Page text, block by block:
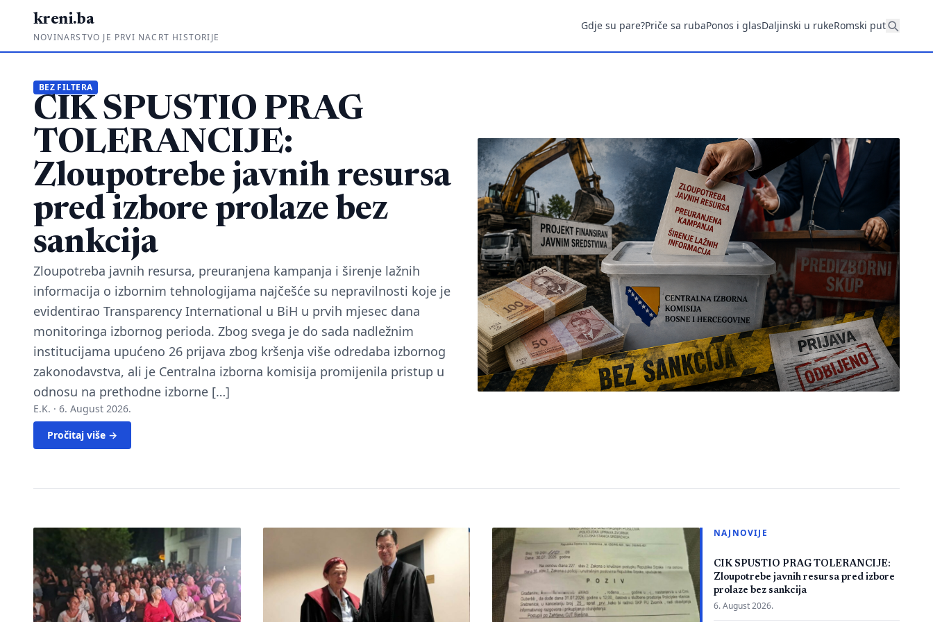
kreni.ba
NOVINARSTVO JE PRVI NACRT HISTORIJE
Gdje su pare?Priče sa rubaPonos i glasDaljinski u rukeRomski put
BEZ FILTERA
CIK SPUSTIO PRAG
TOLERANCIJE:
Zloupotrebe javnih resursa
pred izbore prolaze bez
sankcija
Zloupotreba javnih resursa, preuranjena kampanja i širenje lažnih
informacija o izbornim tehnologijama najčešće su nepravilnosti koje je
evidentirao Transparency International u BiH u prvih mjesec dana
monitoringa izbornog perioda. Zbog svega je do sada nadležnim
institucijama upućeno 26 prijava zbog kršenja više odredaba izbornog
zakonodavstva, ali je Centralna izborna komisija promijenila pristup u
odnosu na prethodne izborne […]
E.K. · 6. August 2026.
Pročitaj više →
NAJNOVIJE
CIK SPUSTIO PRAG TOLERANCIJE:
Zloupotrebe javnih resursa pred izbore
prolaze bez sankcija
6. August 2026.